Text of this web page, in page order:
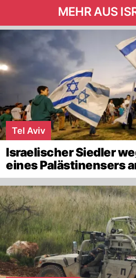
MEHR AUS
Tel Aviv
Israelischer Siedler
eines Palästinensers